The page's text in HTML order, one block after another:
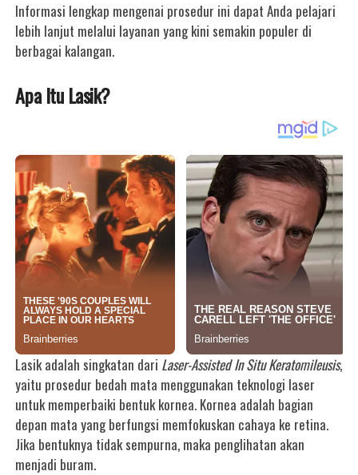
Informasi lengkap mengenai prosedur ini dapat Anda pelajari
lebih lanjut melalui layanan yang kini semakin populer di
berbagai kalangan.
Apa Itu Lasik?
Lasik adalah singkatan dari Laser-Assisted In Situ Keratomileusis,
yaitu prosedur bedah mata menggunakan teknologi laser
untuk memperbaiki bentuk kornea. Kornea adalah bagian
depan mata yang berfungsi memfokuskan cahaya ke retina.
Jika bentuknya tidak sempurna, maka penglihatan akan
menjadi buram.